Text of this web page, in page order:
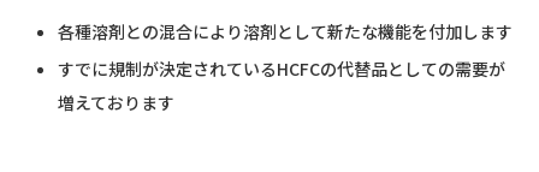
各種溶剤との混合により溶剤として新たな機能を付加します
すでに規制が決定されているHCFCの代替品としての需要が
増えております